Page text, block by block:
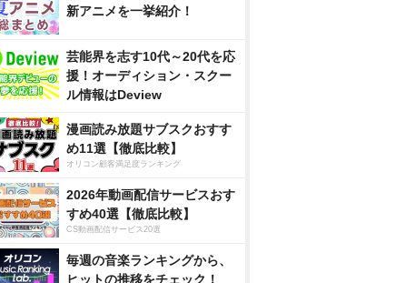
新アニメを一挙紹介！
芸能界を志す10代～20代を応
援！オーディション・スクー
ル情報はDeview
漫画読み放題サブスクおすす
め11選【徹底比較】
オリコン顧客満足度ランキング
2026年動画配信サービスおす
すめ40選【徹底比較】
CS動画配信サービス20選
毎週の音楽ランキングから、
ヒットの推移をチェック！